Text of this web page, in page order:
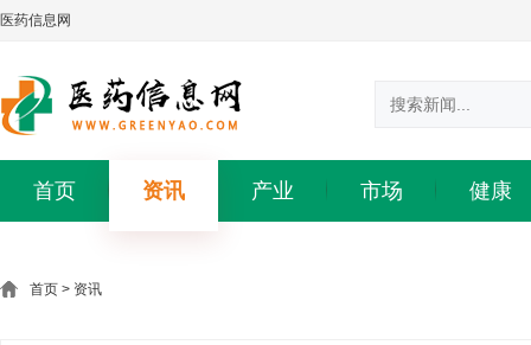
医药信息网
首页 资讯 产业 市场 健康
首页 > 资讯